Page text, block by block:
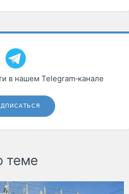
в нашем Telegram‑канале
теме